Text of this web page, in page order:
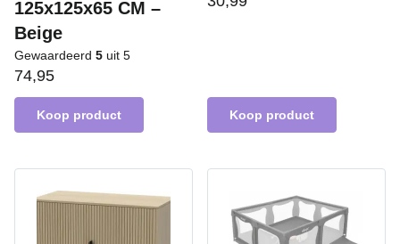
125x125x65 CM –
Beige
Gewaardeerd 5 uit 5
74,95
Koop product Koop product